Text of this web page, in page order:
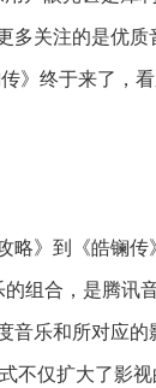
多关注的是优质
》终于来了，
》到《皓镧传
合，是腾讯音
音乐和所对应的
仅扩大了影视